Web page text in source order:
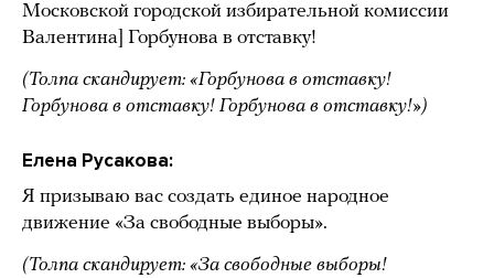
Московской городской избирательной комиссии
Валентина] Горбунова в отставку!
(Толпа скандирует: «Горбунова в отставку!
Горбунова в отставку! Горбунова в отставку!»)
Елена Русакова:
Я призываю вас создать единое народное
движение «За свободные выборы».
(Толпа скандирует: «За свободные выборы!